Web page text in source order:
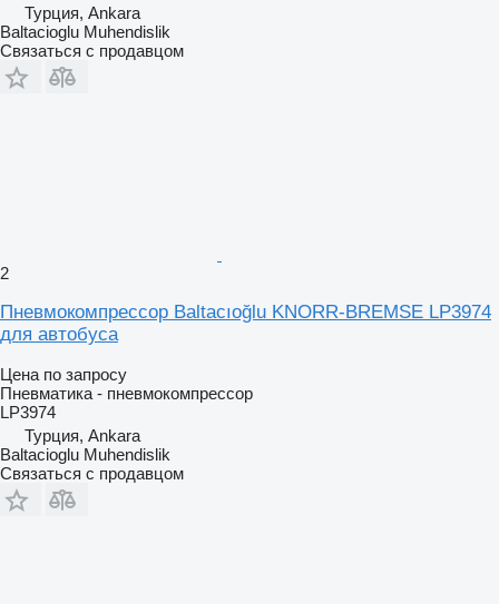
Турция, Ankara
Baltacioglu Muhendislik
Связаться с продавцом
2
Пневмокомпрессор Baltacıoğlu KNORR-BREMSE LP3974
для автобуса
Цена по запросу
Пневматика - пневмокомпрессор
LP3974
Турция, Ankara
Baltacioglu Muhendislik
Связаться с продавцом